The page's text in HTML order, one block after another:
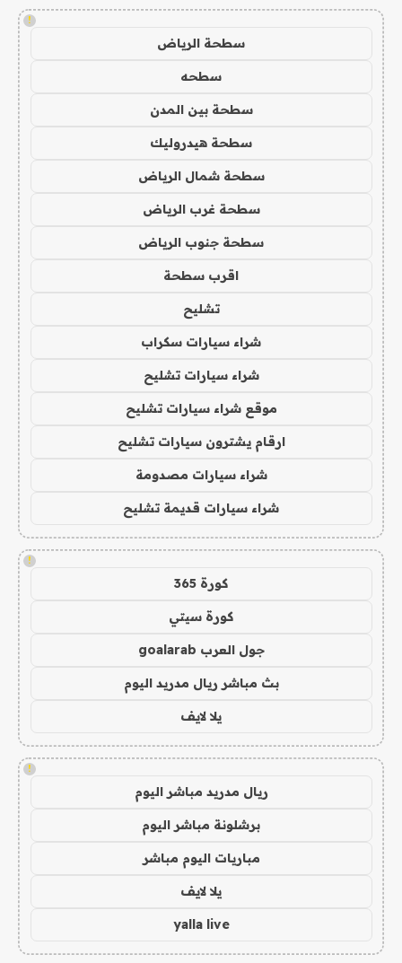
!
سطحة الرياض
سطحه
سطحة بين المدن
سطحة هيدروليك
سطحة شمال الرياض
سطحة غرب الرياض
سطحة جنوب الرياض
اقرب سطحة
تشليح
شراء سيارات سكراب
شراء سيارات تشليح
موقع شراء سيارات تشليح
ارقام يشترون سيارات تشليح
شراء سيارات مصدومة
شراء سيارات قديمة تشليح
!
كورة 365
كورة سيتي
جول العرب goalarab
بث مباشر ريال مدريد اليوم
يلا لايف
!
ريال مدريد مباشر اليوم
برشلونة مباشر اليوم
مباريات اليوم مباشر
يلا لايف
yalla live